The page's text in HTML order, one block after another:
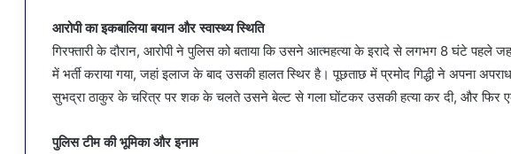
आरोपी का इकबालिया बयान और स्वास्थ्य स्थिति
गिरफ्तारी के दौरान, आरोपी ने पुलिस को बताया कि उसने आत्महत्या के इरादे से लगभग 8 घंटे
में भर्ती कराया गया, जहां इलाज के बाद उसकी हालत स्थिर है। पूछताछ में प्रमोद गिद्धी ने अपना
सुभद्रा ठाकुर के चरित्र पर शक के चलते उसने बेल्ट से गला घोंटकर उसकी हत्या कर दी, और फिर
पुलिस टीम की भूमिका और इनाम